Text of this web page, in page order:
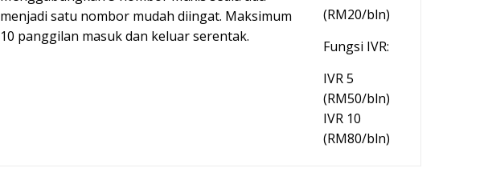
menjadi satu nombor mudah diingat. Maksimum
10 panggilan masuk dan keluar serentak.
(RM20/bln)
Fungsi IVR:
IVR 5
(RM50/bln)
IVR 10
(RM80/bln)